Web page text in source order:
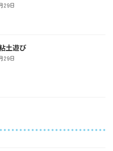
29日
土遊び
29日